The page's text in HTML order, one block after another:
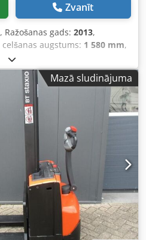
Zvanīt
, Ražošanas gads: 2013,
celšanas augstums: 1 580 mm,
, degvielas veids:
augstums:1 860 mm,
kg Dodpfozqd Rljx Ab Towa
AKUMULATORU ŠŪNAS
uzpildes sistēmu, iebūvēts
divlīmeņu konstrukcija,
pacelšanas jauda
pacelšanas jauda mastu
1150 x 570 mm, tandem tipa
Mazā sludinājuma